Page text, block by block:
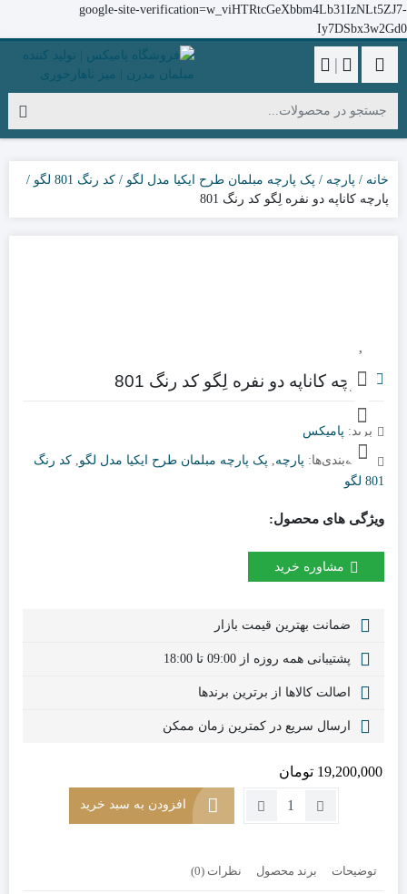
google-site-verification=w_viHTRtcGeXbbm4Lb31IzNLt5ZJ7-
Iy7DSbx3w2Gd0
|
خانه پارچه پک پارچه مبلمان طرح ایکیا مدل لگو
کد رنگ 801 لگو
پارچه کاناپه دو نفره لِگو کد رنگ 801
پارچه کاناپه دو نفره لِگو کد رنگ 801
برند: پامیکس
دسته‌بندی‌ها: پارچه, پک پارچه مبلمان طرح ایکیا مدل لگو, کد رنگ
801 لگو
ویژگی های محصول:
مشاوره خرید
ضمانت بهترین قیمت بازار
پشتیبانی همه روزه از 09:00 تا 18:00
اصالت کالاها از برترین برندها
ارسال سریع در کمترین زمان ممکن
19,200,000 تومان
تعداد:
نفره
افزودن به سبد خرید
توضیحات برند محصول نظرات (0)